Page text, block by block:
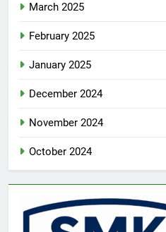
March 2025
February 2025
January 2025
December 2024
November 2024
October 2024